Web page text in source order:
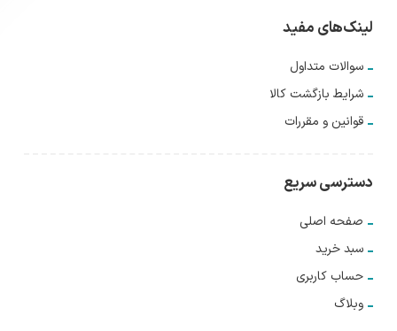
لینک‌های مفید
سوالات متداول
شرایط بازگشت کالا
قوانین و مقررات
دسترسی سریع
صفحه اصلی
سبد خرید
حساب کاربری
وبلاگ